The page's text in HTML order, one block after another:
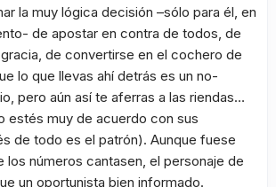
la muy lógica decisión –sólo para él, en
de apostar en contra de todos, de
de convertirse en el cochero de
lo que llevas ahí detrás es un no-
pero aún así te aferras a las riendas…
estés muy de acuerdo con sus
de todo es el patrón). Aunque fuese
los números cantasen, el personaje de
un oportunista bien informado.